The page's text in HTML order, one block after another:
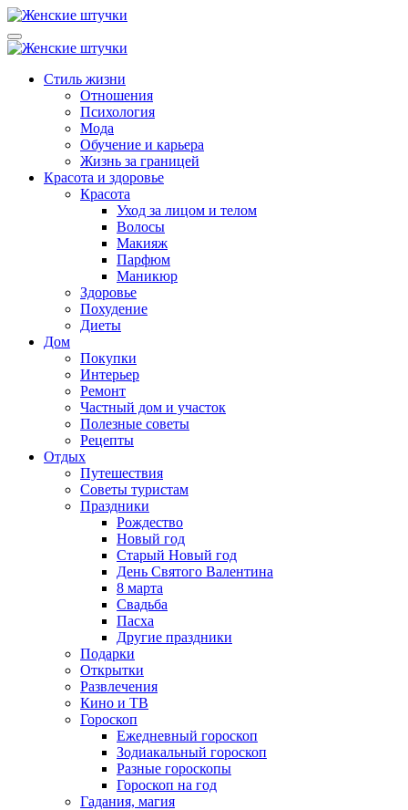
Перейти
к
содержанию
Lady from Russia
Женский журнал: Как быть счастливой и красивой -
Женский журнал: Как быть счастливой и красивой -
Ледифромраша
Стиль жизни
Отношения
Психология
Мода
Обучение и карьера
Жизнь за границей
Красота и здоровье
Красота
Уход за лицом и телом
Волосы
Макияж
Парфюм
Маникюр
Здоровье
Похудение
Диеты
Дом
Покупки
Интерьер
Ремонт
Частный дом и участок
Полезные советы
Рецепты
Отдых
Путешествия
Советы туристам
Праздники
Рождество
Новый год
Старый Новый год
День Святого Валентина
8 марта
Свадьба
Пасха
Другие праздники
Подарки
Открытки
Развлечения
Кино и ТВ
Гороскоп
Ежедневный гороскоп
Зодиакальный гороскоп
Разные гороскопы
Гороскоп на год
Гадания, магия